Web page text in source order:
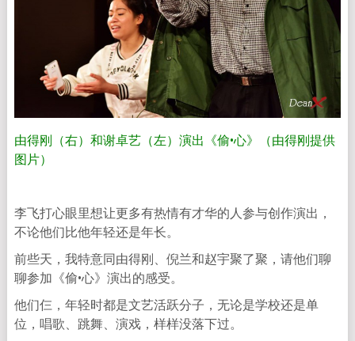
由得刚（右）和谢卓艺（左）演出《偷•心》（由得刚提供
图片）
李飞打心眼里想让更多有热情有才华的人参与创作演出，
不论他们比他年轻还是年长。
前些天，我特意同由得刚、倪兰和赵宇聚了聚，请他们聊
聊参加《偷•心》演出的感受。
他们仨，年轻时都是文艺活跃分子，无论是学校还是单
位，唱歌、跳舞、演戏，样样没落下过。